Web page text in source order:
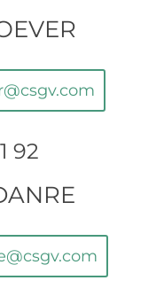
92